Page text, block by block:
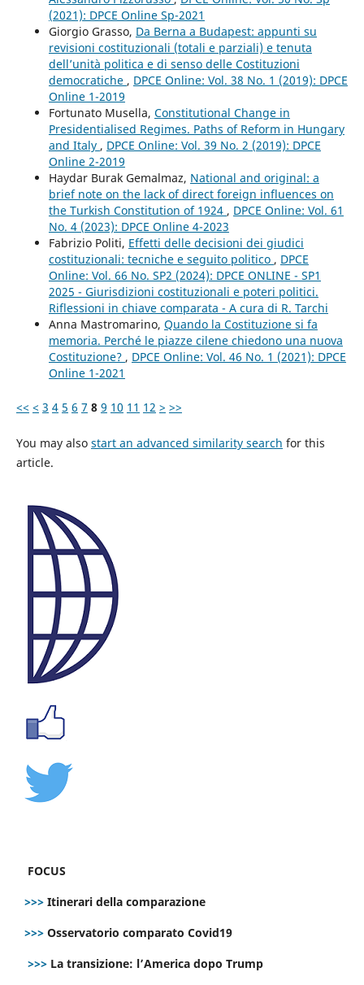
(2021): DPCE Online Sp-2021
Giorgio Grasso, Da Berna a Budapest: appunti su
revisioni costituzionali (totali e parziali) e tenuta
dell’unità politica e di senso delle Costituzioni
democratiche , DPCE Online: Vol. 38 No. 1 (2019): DPCE
Online 1-2019
Fortunato Musella, Constitutional Change in
Presidentialised Regimes. Paths of Reform in Hungary
and Italy , DPCE Online: Vol. 39 No. 2 (2019): DPCE
Online 2-2019
Haydar Burak Gemalmaz, National and original: a
brief note on the lack of direct foreign influences on
the Turkish Constitution of 1924 , DPCE Online: Vol. 61
No. 4 (2023): DPCE Online 4-2023
Fabrizio Politi, Effetti delle decisioni dei giudici
costituzionali: tecniche e seguito politico , DPCE
Online: Vol. 66 No. SP2 (2024): DPCE ONLINE - SP1
2025 - Giurisdizioni costituzionali e poteri politici.
Riflessioni in chiave comparata - A cura di R. Tarchi
Anna Mastromarino, Quando la Costituzione si fa
memoria. Perché le piazze cilene chiedono una nuova
Costituzione? , DPCE Online: Vol. 46 No. 1 (2021): DPCE
Online 1-2021
<< < 3 4 5 6 7 8 9 10 11 12 > >>
You may also start an advanced similarity search for this
article.
FOCUS
>>> Itinerari della comparazione
>>> Osservatorio comparato Covid19
>>> La transizione: l’America dopo Trump